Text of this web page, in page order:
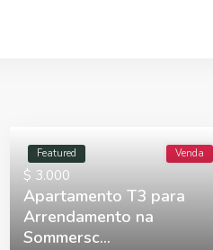
Featured Venda
$ 3.000
Apartamento T3 para
Arrendamento na
Sommersc...